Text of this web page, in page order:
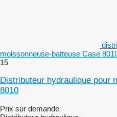
moissonneuse-batteuse Case
15
Distributeur hydraulique pour
8010
Prix sur demande